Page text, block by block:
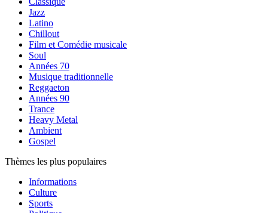
Jazz
Latino
Chillout
Film et Comédie musicale
Soul
Années 70
Musique traditionnelle
Reggaeton
Années 90
Trance
Heavy Metal
Ambient
Gospel
Thèmes les plus populaires
Informations
Culture
Sports